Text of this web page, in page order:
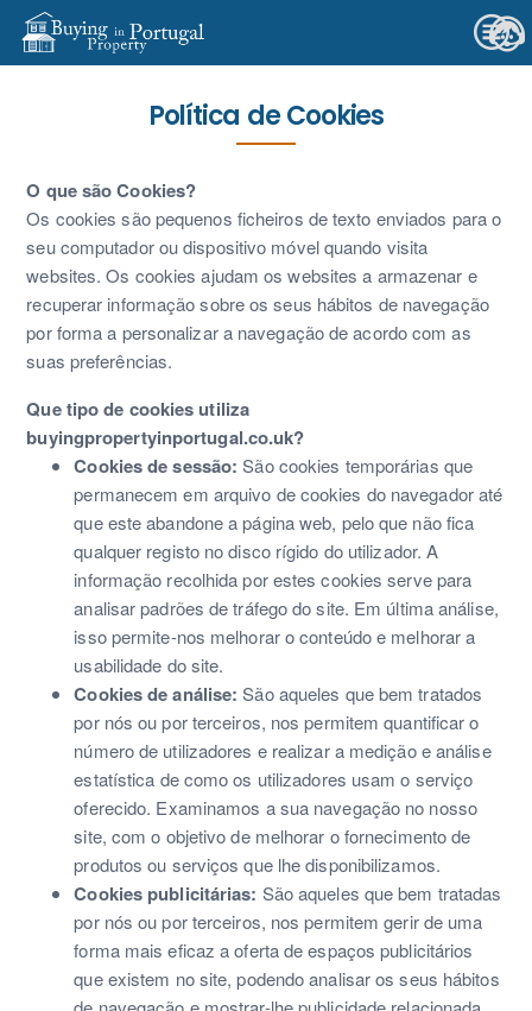
Política de Cookies
O que são Cookies?
Os cookies são pequenos ficheiros de texto enviados para o
seu computador ou dispositivo móvel quando visita
websites. Os cookies ajudam os websites a armazenar e
recuperar informação sobre os seus hábitos de navegação
por forma a personalizar a navegação de acordo com as
suas preferências.
Que tipo de cookies utiliza
buyingpropertyinportugal.co.uk?
Cookies de sessão: São cookies temporárias que
permanecem em arquivo de cookies do navegador até
que este abandone a página web, pelo que não fica
qualquer registo no disco rígido do utilizador. A
informação recolhida por estes cookies serve para
analisar padrões de tráfego do site. Em última análise,
isso permite-nos melhorar o conteúdo e melhorar a
usabilidade do site.
Cookies de análise: São aqueles que bem tratados
por nós ou por terceiros, nos permitem quantificar o
número de utilizadores e realizar a medição e análise
estatística de como os utilizadores usam o serviço
oferecido. Examinamos a sua navegação no nosso
site, com o objetivo de melhorar o fornecimento de
produtos ou serviços que lhe disponibilizamos.
Cookies publicitárias: São aqueles que bem tratadas
por nós ou por terceiros, nos permitem gerir de uma
forma mais eficaz a oferta de espaços publicitários
que existem no site, podendo analisar os seus hábitos